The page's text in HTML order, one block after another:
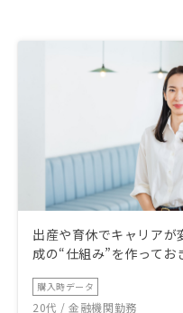
出産や育休でキャリアが
成の“仕組み”を作ってお
購入時データ
20代 / 金融機関勤務